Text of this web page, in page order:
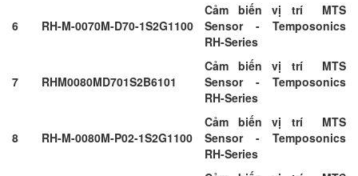
6 RH-M-0070M-D70-1S2G1100
Cảm biến vị trí MTS
Sensor - Temposonics
RH-Series
7 RHM0080MD701S2B6101
Cảm biến vị trí MTS
Sensor - Temposonics
RH-Series
8 RH-M-0080M-P02-1S2G1100
Cảm biến vị trí MTS
Sensor - Temposonics
RH-Series